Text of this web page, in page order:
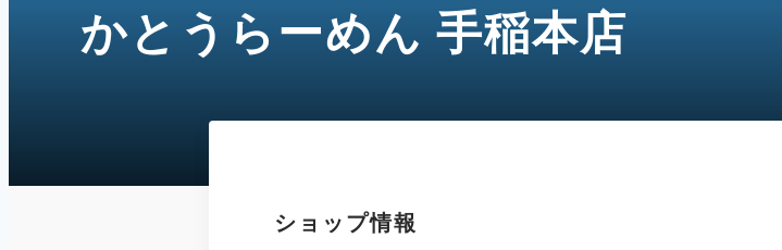
かとうらーめん 手稲本店
ショップ情報